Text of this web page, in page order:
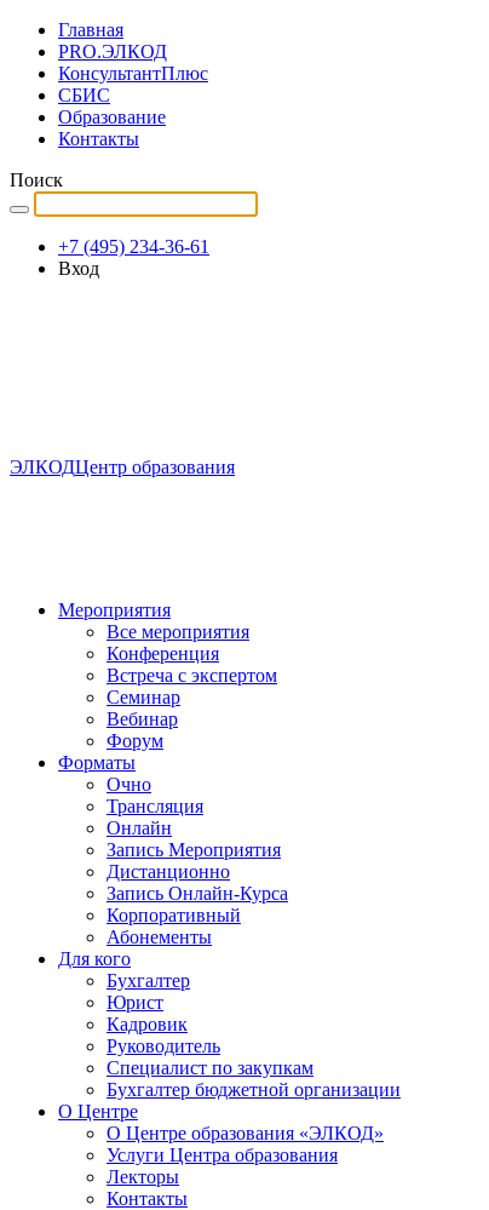
Главная
PRO.ЭЛКОД
КонсультантПлюс
СБИС
Образование
Контакты
Поиск
+7 (495) 234-36-61
Вход
ЭЛКОДЦентр образования
Мероприятия
Все мероприятия
Конференция
Встреча с экспертом
Семинар
Вебинар
Форум
Форматы
Очно
Трансляция
Онлайн
Запись Мероприятия
Дистанционно
Запись Онлайн-Курса
Корпоративный
Абонементы
Для кого
Бухгалтер
Юрист
Кадровик
Руководитель
Специалист по закупкам
Бухгалтер бюджетной организации
О Центре
О Центре образования «ЭЛКОД»
Услуги Центра образования
Лекторы
Контакты